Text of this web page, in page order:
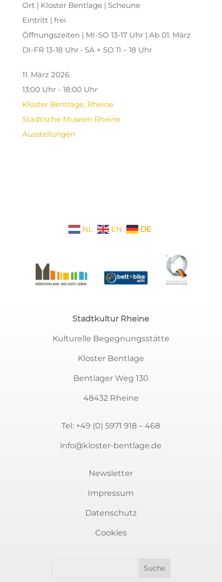
Ort | Kloster Bentlage | Scheune
Eintritt | frei
Öffnungszeiten | MI-SO 13-17 Uhr | Ab 01. März
DI-FR 13-18 Uhr • SA + SO 11 – 18 Uhr
11. März 2026
13:00 Uhr - 18:00 Uhr
Kloster Bentlage, Rheine
Städtische Museen Rheine
Ausstellungen
NL EN DE
Stadtkultur Rheine
Kulturelle Begegnungsstätte
Kloster Bentlage
Bentlager Weg 130
48432 Rheine
Tel: +49 (0) 5971 918 – 468
info@kloster-bentlage.de
Newsletter
Impressum
Datenschutz
Cookies